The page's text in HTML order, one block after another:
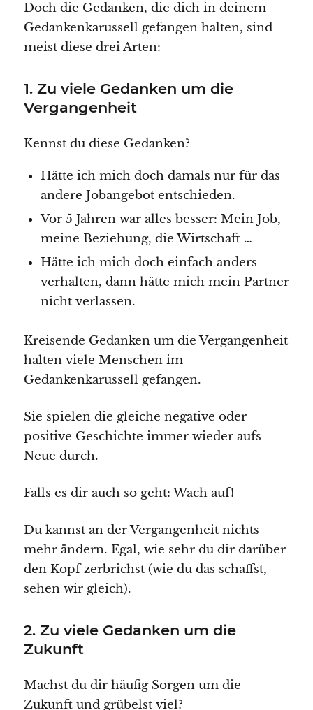
Doch die Gedanken, die dich in deinem
Gedankenkarussell gefangen halten, sind
meist diese drei Arten:
1. Zu viele Gedanken um die
Vergangenheit
Kennst du diese Gedanken?
Hätte ich mich doch damals nur für das
andere Jobangebot entschieden.
Vor 5 Jahren war alles besser: Mein Job,
meine Beziehung, die Wirtschaft …
Hätte ich mich doch einfach anders
verhalten, dann hätte mich mein Partner
nicht verlassen.
Kreisende Gedanken um die Vergangenheit
halten viele Menschen im
Gedankenkarussell gefangen.
Sie spielen die gleiche negative oder
positive Geschichte immer wieder aufs
Neue durch.
Falls es dir auch so geht: Wach auf!
Du kannst an der Vergangenheit nichts
mehr ändern. Egal, wie sehr du dir darüber
den Kopf zerbrichst (wie du das schaffst,
sehen wir gleich).
2. Zu viele Gedanken um die
Zukunft
Machst du dir häufig Sorgen um die
Zukunft und grübelst viel?